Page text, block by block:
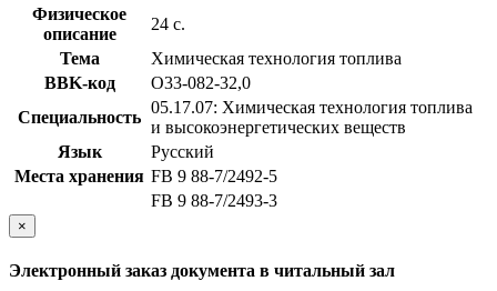
Физическое
описание
24 с.
Тема
Химическая технология топлива
BBK-код
О33-082-32,0
Специальность
05.17.07: Химическая технология топлива
и высокоэнергетических веществ
Язык
Русский
Места хранения FB 9 88-7/2492-5
FB 9 88-7/2493-3
×
Электронный заказ документа в читальный зал